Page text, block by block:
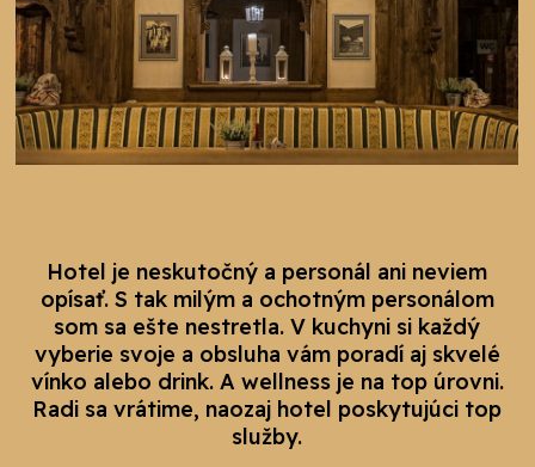
Hotel je neskutočný a personál ani neviem
opísať. S tak milým a ochotným personálom
som sa ešte nestretla. V kuchyni si každý
vyberie svoje a obsluha vám poradí aj skvelé
vínko alebo drink. A wellness je na top úrovni.
Radi sa vrátime, naozaj hotel poskytujúci top
služby.